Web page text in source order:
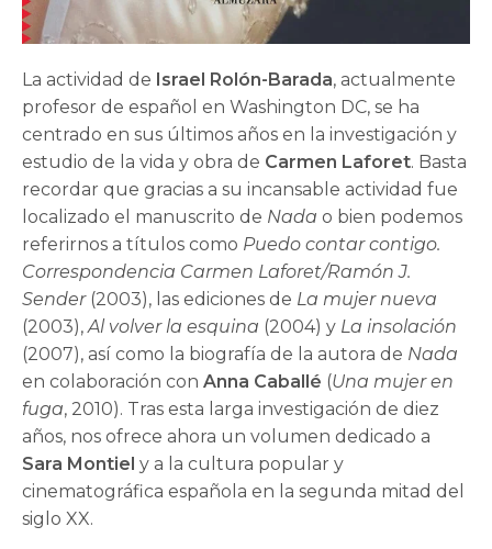
La actividad de Israel Rolón-Barada, actualmente
profesor de español en Washington DC, se ha
centrado en sus últimos años en la investigación y
estudio de la vida y obra de Carmen Laforet. Basta
recordar que gracias a su incansable actividad fue
localizado el manuscrito de Nada o bien podemos
referirnos a títulos como Puedo contar contigo.
Correspondencia Carmen Laforet/Ramón J.
Sender(2003), las ediciones de La mujer nueva
(2003),Al volver la esquina (2004) y La insolación
(2007), así como la biografía de la autora de Nada
en colaboración conAnna Caballé (Una mujer en
fuga, 2010). Tras esta larga investigación de diez
años, nos ofrece ahora un volumen dedicado a
Sara Montiel y a la cultura popular y
cinematográfica española en la segunda mitad del
siglo XX.